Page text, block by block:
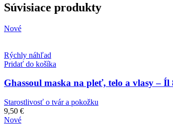
Súvisiace produkty
Nové
Rýchly náhľad
Pridať do košíka
Ghassoul maska na pleť, telo a vlasy –
Starostlivosť o tvár a pokožku
9,50 €
Nové